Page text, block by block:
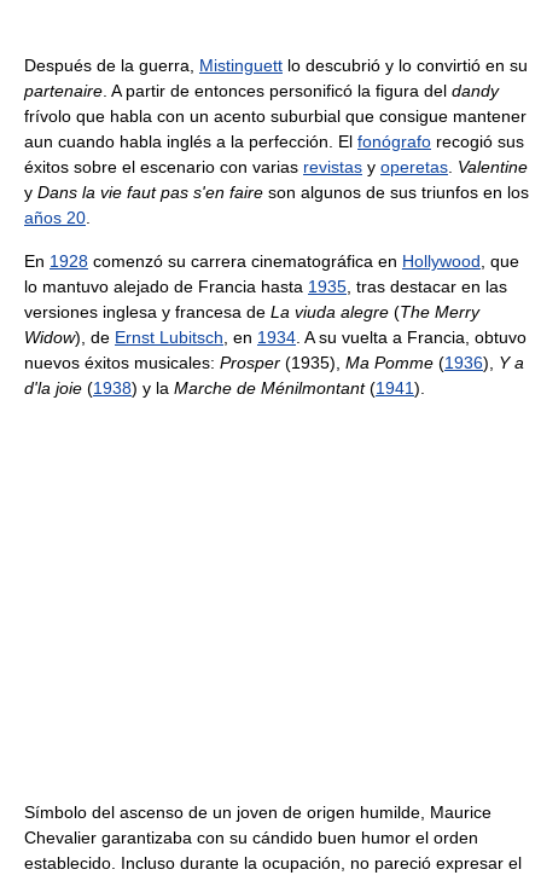
Después de la guerra, Mistinguett lo descubrió y lo convirtió en su
partenaire . A partir de entonces personificó la figura del dandy
frívolo que habla con un acento suburbial que consigue mantener
aun cuando habla inglés a la perfección. El fonógrafo recogió sus
éxitos sobre el escenario con varias revistas y operetas Valentine
y Dans la vie faut pas s'en faire son algunos de sus triunfos en los
años 20
En 1928 comenzó su carrera cinematográfica en Hollywood , que
lo mantuvo alejado de Francia hasta 1935 , tras destacar en las
versiones inglesa y francesa de La viuda alegre (The Merry
Widow), de Ernst Lubitsch , en 1934 . A su vuelta a Francia, obtuvo
nuevos éxitos musicales: Prosper (1935), Ma Pomme (1936), Y a
d'la joie (1938) y la Marche de Ménilmontant(1941).
Símbolo del ascenso de un joven de origen humilde, Maurice
Chevalier garantizaba con su cándido buen humor el orden
establecido. Incluso durante la ocupación, no pareció expresar el